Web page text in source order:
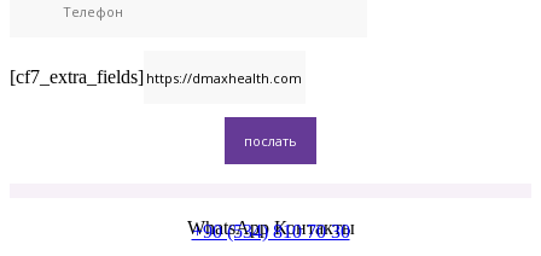
[cf7_extra_fields]
WhatsApp Контакты
+90 (534) 810 70 30